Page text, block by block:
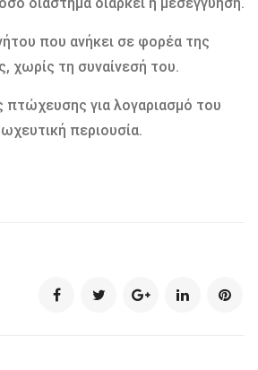
διάστημα διαρκεί η μεσεγγύηση.
που ανήκει σε φορέα της
χωρίς τη συναίνεσή του.
πτώχευσης για λογαριασμό του
περιουσία.